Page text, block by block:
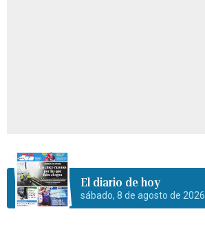
El diario de hoy
sábado, 8 de agosto de 2026